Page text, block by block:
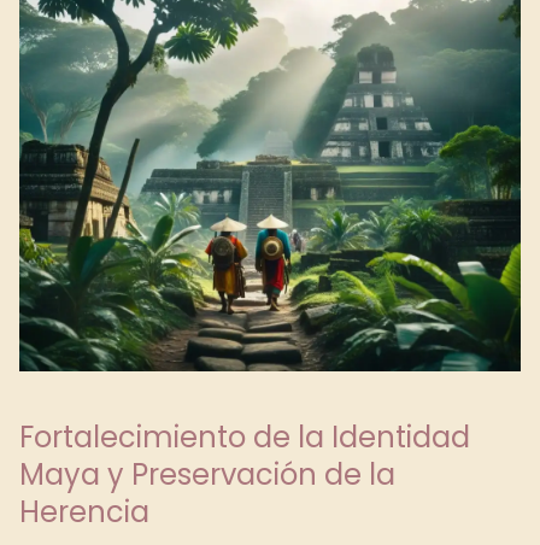
Fortalecimiento de la Identidad
Maya y Preservación de la
Herencia